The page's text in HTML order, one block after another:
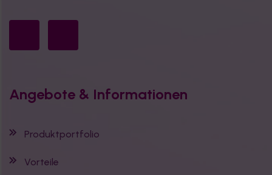
Angebote & Informationen
Produktportfolio
Vorteile